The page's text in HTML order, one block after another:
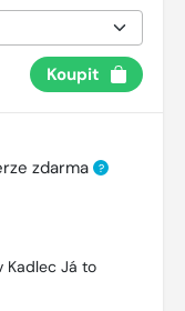
Koupit
zdarma ?
Kadlec Já to